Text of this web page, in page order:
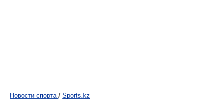
Новости спорта / Sports.kz